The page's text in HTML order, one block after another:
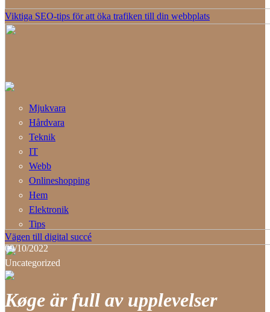
Viktiga SEO-tips för att öka trafiken till din webbplats
Vägen till digital succé
Mjukvara
Hårdvara
Teknik
IT
Webb
Onlineshopping
Hem
Elektronik
Tips
09/10/2022
Uncategorized
Køge är full av upplevelser